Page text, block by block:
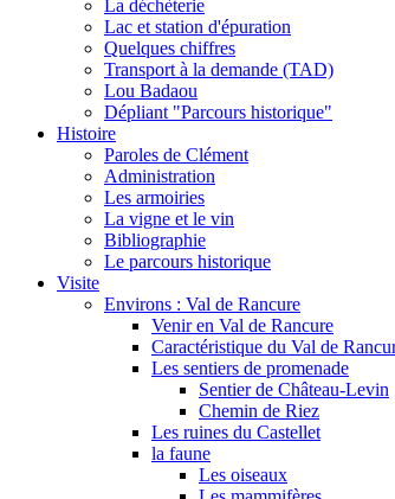
La déchèterie
Lac et station d'épuration
Quelques chiffres
Transport à la demande (TAD)
Lou Badaou
Dépliant "Parcours historique"
Histoire
Paroles de Clément
Administration
Les armoiries
La vigne et le vin
Bibliographie
Le parcours historique
Visite
Environs : Val de Rancure
Venir en Val de Rancure
Caractéristique du Val de
Les sentiers de promenade
Sentier de Château-Levin
Chemin de Riez
Les ruines du Castellet
la faune
Les oiseaux